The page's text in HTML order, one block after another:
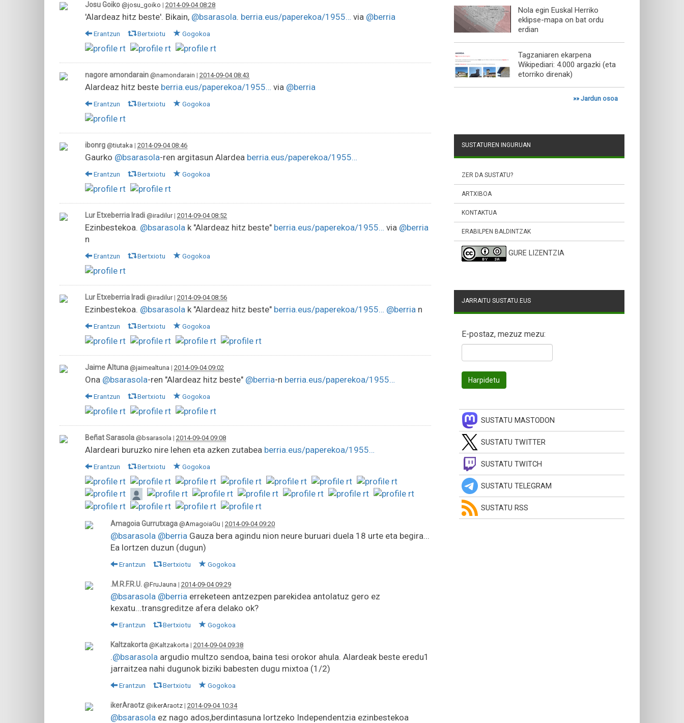
Josu Goiko @josu_goiko | 2014-09-04 08:28
'Alardeaz hitz beste'. Bikain, @bsarasola. berria.eus/paperekoa/1955… via @berria
Erantzun Bertxiotu Gogokoa
nagore amondarain @namondarain | 2014-09-04 08:43
Alardeaz hitz beste berria.eus/paperekoa/1955… via @berria
Erantzun Bertxiotu Gogokoa
ibonrg @tiutaka | 2014-09-04 08:46
Gaurko @bsarasola-ren argitasun Alardea berria.eus/paperekoa/1955…
Erantzun Bertxiotu Gogokoa
Lur Etxeberria Iradi @iradilur| 2014-09-04 08:52
Ezinbestekoa. @bsarasola k "Alardeaz hitz beste" berria.eus/paperekoa/1955… via @berria
n
Erantzun Bertxiotu Gogokoa
Lur Etxeberria Iradi @iradilur| 2014-09-04 08:56
Ezinbestekoa. @bsarasola k "Alardeaz hitz beste" berria.eus/paperekoa/1955… @berria n
Erantzun Bertxiotu Gogokoa
Jaime Altuna @jaimealtuna | 2014-09-04 09:02
Ona @bsarasola-ren "Alardeaz hitz beste" @berria-n berria.eus/paperekoa/1955…
Erantzun Bertxiotu Gogokoa
Beñat Sarasola @bsarasola | 2014-09-04 09:08
Alardeari buruzko nire lehen eta azken zutabea berria.eus/paperekoa/1955…
Erantzun Bertxiotu Gogokoa
Amagoia Gurrutxaga @AmagoiaGu | 2014-09-04 09:20
@bsarasola @berria Gauza bera agindu nion neure buruari duela 18 urte eta begira...
Ea lortzen duzun (dugun)
Erantzun Bertxiotu Gogokoa
.M.R.F.R.U. @FruJauna | 2014-09-04 09:29
@bsarasola @berria erreketeen antzezpen parekidea antolatuz gero ez
kexatu...transgreditze afera delako ok?
Erantzun Bertxiotu Gogokoa
Kaltzakorta @Kaltzakorta | 2014-09-04 09:38
.@bsarasola argudio multzo sendoa, baina tesi orokor ahula. Alardeak beste eredu1
jarraitzea nahi dugunok biziki babesten dugu mixtoa (1/2)
Erantzun Bertxiotu Gogokoa
ikerAraotz @ikerAraotz | 2014-09-04 10:34
@bsarasola ez nago ados,berdintasuna lortzeko Independentzia ezinbestekoa
Nola egin Euskal Herriko
eklipse-mapa on bat ordu
erdian
Tagzaniaren ekarpena
Wikipediari: 4.000 argazki (eta
etorriko direnak)
»»Jardun osoa
SUSTATUREN INGURUAN
ZER DA SUSTATU?
ARTXIBOA
KONTAKTUA
ERABILPEN BALDINTZAK
GURE LIZENTZIA
JARRAITU SUSTATU.EUS
E-postaz, mezuz mezu:
SUSTATU MASTODON
SUSTATU TWITTER
SUSTATU TWITCH
SUSTATU TELEGRAM
SUSTATU RSS